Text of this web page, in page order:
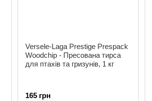
Versele-Laga Prestige Prespack
Woodchip - Пресована тирса
для птахів та гризунів, 1 кг
165 грн